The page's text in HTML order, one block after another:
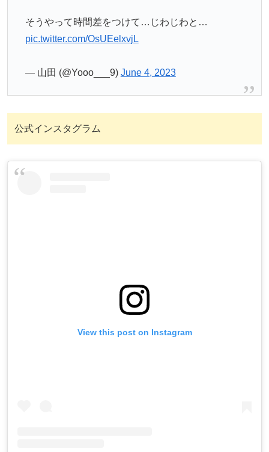
そうやって時間差をつけて…じわじわと…
pic.twitter.com/OsUEelxvjL
— 山田 (@Yooo___9) June 4, 2023
公式インスタグラム
View this post on Instagram